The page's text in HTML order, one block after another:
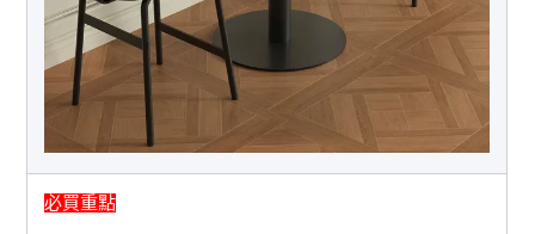
必買重點